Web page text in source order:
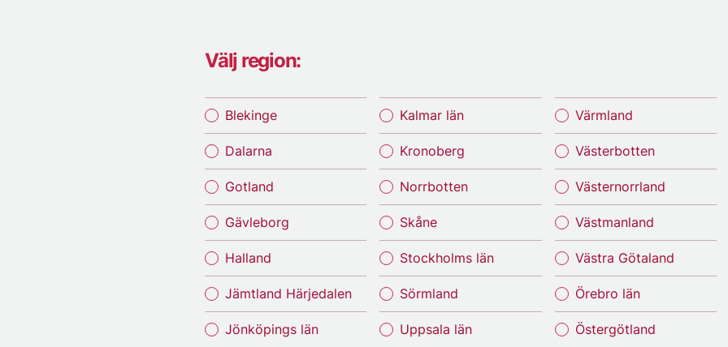
Välj region:
Blekinge
Dalarna
Gotland
Gävleborg
Halland
Jämtland Härjedalen
Jönköpings län
Kalmar län
Kronoberg
Norrbotten
Skåne
Stockholms län
Sörmland
Uppsala län
Värmland
Västerbotten
Västernorrland
Västmanland
Västra Götaland
Örebro län
Östergötland